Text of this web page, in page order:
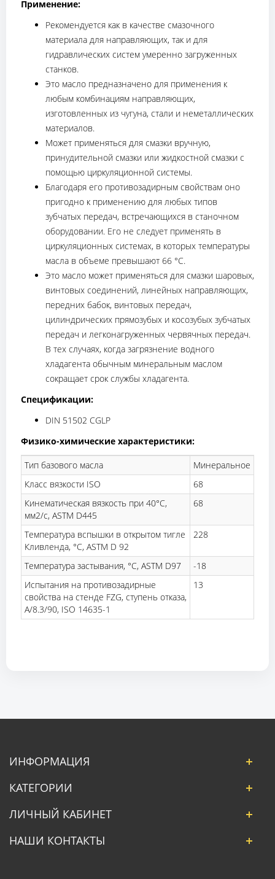
Применение:
Рекомендуется как в качестве смазочного
материала для направляющих, так и для
гидравлических систем умеренно загруженных
станков.
Это масло предназначено для применения к
любым комбинациям направляющих,
изготовленных из чугуна, стали и неметаллических
материалов.
Может применяться для смазки вручную,
принудительной смазки или жидкостной смазки с
помощью циркуляционной системы.
Благодаря его противозадирным свойствам оно
пригодно к применению для любых типов
зубчатых передач, встречающихся в станочном
оборудовании. Его не следует применять в
циркуляционных системах, в которых температуры
масла в объеме превышают 66 °С.
Это масло может применяться для смазки шаровых,
винтовых соединений, линейных направляющих,
передних бабок, винтовых передач,
цилиндрических прямозубых и косозубых зубчатых
передач и легконагруженных червячных передач.
В тех случаях, когда загрязнение водного
хладагента обычным минеральным маслом
сокращает срок службы хладагента.
Спецификации:
DIN 51502 CGLP
Физико-химические характеристики:
Тип базового масла
Минеральное
Класс вязкости ISO
68
Кинематическая вязкость при 40°C,
мм2/с, ASTM D445
68
Температура вспышки в открытом тигле
Кливленда, °C, ASTM D 92
228
Температура застывания, °C, ASTM D97
-18
Испытания на противозадирные
свойства на стенде FZG, ступень отказа,
A/8.3/90, ISO 14635-1
13
ИНФОРМАЦИЯ
КАТЕГОРИИ
ЛИЧНЫЙ КАБИНЕТ
НАШИ КОНТАКТЫ